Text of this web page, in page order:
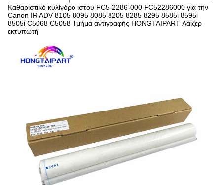
Καθαριστικό κυλίνδρο ιστού FC5-2286-000 FC52286000 για την
Canon IR ADV 8105 8095 8085 8205 8285 8295 8585i 8595i
8505i C5068 C5058 Τμήμα αντιγραφής HONGTAIPART Λάιζερ
εκτυπωτή